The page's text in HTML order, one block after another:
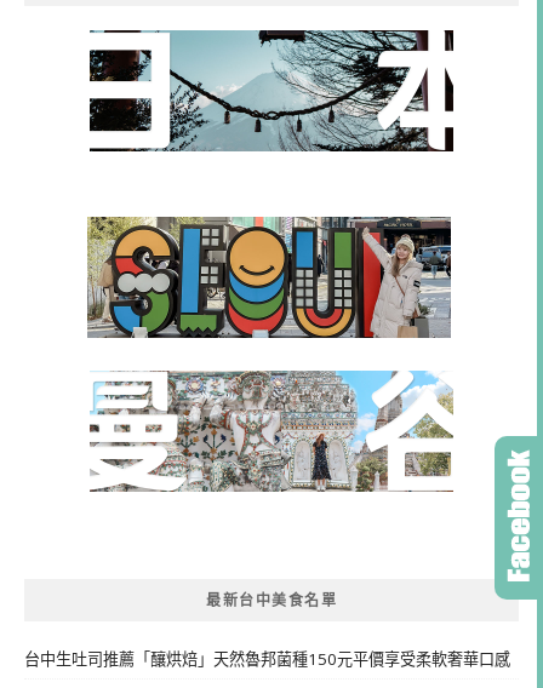
最新台中美食名單
台中生吐司推薦「釀烘焙」天然魯邦菌種150元平價享受柔軟奢華口感